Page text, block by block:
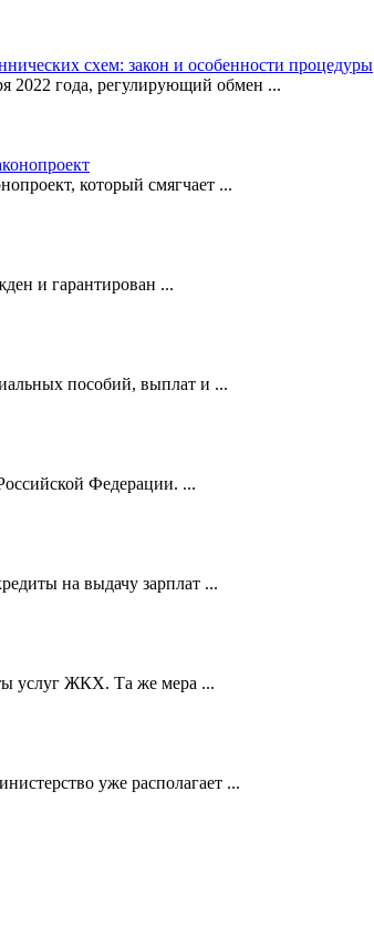
схем: закон и особенности процедуры
2022 года, регулирующий обмен ...
который смягчает ...
и гарантирован ...
пособий, выплат и ...
Федерации. ...
на выдачу зарплат ...
услуг ЖКХ. Та же мера ...
уже располагает ...